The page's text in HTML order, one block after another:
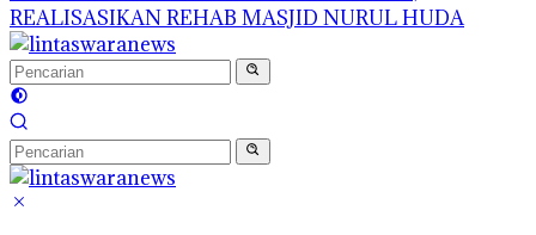
REALISASIKAN REHAB MASJID NURUL HUDA